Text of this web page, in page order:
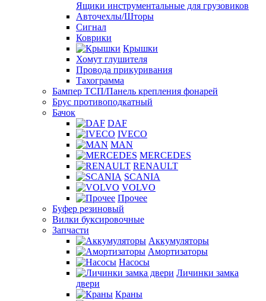
Ящики инструментальные для грузовиков
Авточехлы/Шторы
Сигнал
Коврики
Крышки
Хомут глушителя
Провода прикуривания
Тахограмма
Бампер ТСП/Панель крепления фонарей
Брус противоподкатный
Бачок
DAF
IVECO
MAN
MERCEDES
RENAULT
SCANIA
VOLVO
Прочее
Буфер резиновый
Вилки буксировочные
Запчасти
Аккумуляторы
Амортизаторы
Насосы
Личинки замка
двери
Краны